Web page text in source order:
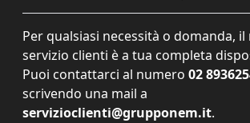
Per qualsiasi necessità o domanda,
servizio clienti è a tua completa
Puoi contattarci al numero 02
scrivendo una mail a
servizioclienti@grupponem.it.